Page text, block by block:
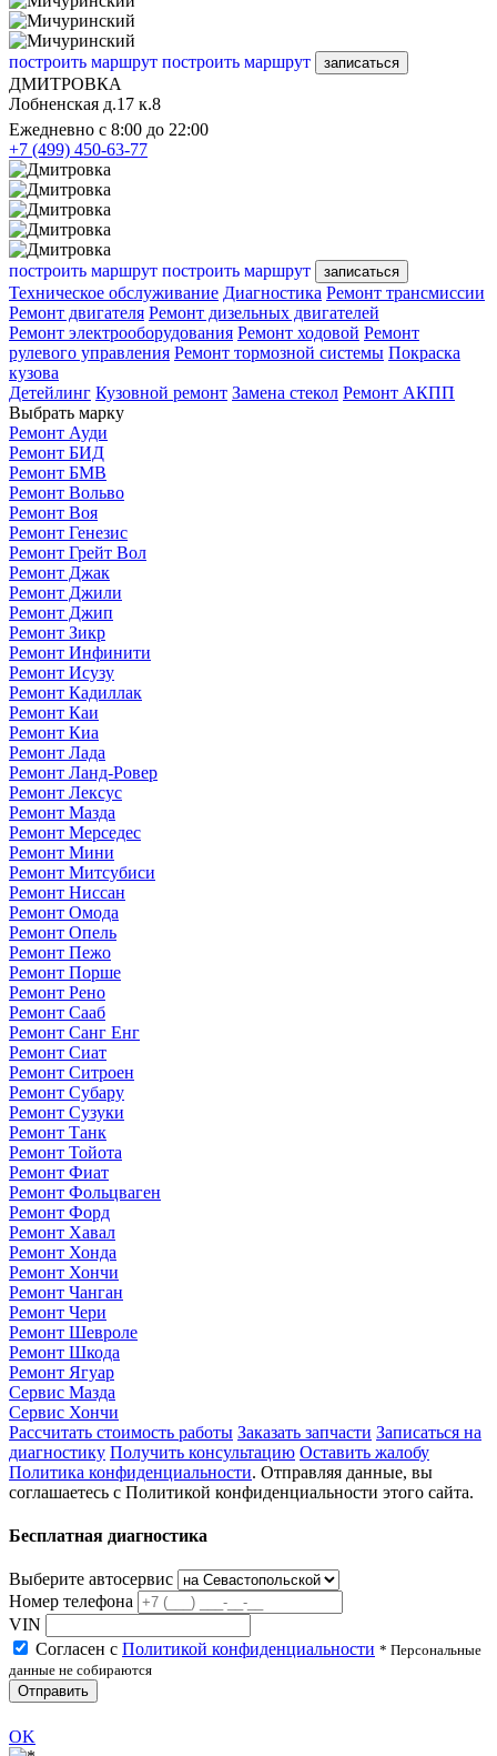
построить маршрут построить маршрут записаться
ДМИТРОВКА
Лобненская д.17 к.8
Ежедневно с 8:00 до 22:00
+7 (499) 450-63-77
построить маршрут построить маршрут записаться
Техническое обслуживание Диагностика Ремонт трансмиссии
Ремонт двигателя Ремонт дизельных двигателей
Ремонт электрооборудования Ремонт ходовой Ремонт
рулевого управления Ремонт тормозной системы Покраска
кузова
Детейлинг Кузовной ремонт Замена стекол Ремонт АКПП
Выбрать марку
Ремонт Ауди
Ремонт БИД
Ремонт БМВ
Ремонт Вольво
Ремонт Воя
Ремонт Генезис
Ремонт Грейт Вол
Ремонт Джак
Ремонт Джили
Ремонт Джип
Ремонт Зикр
Ремонт Инфинити
Ремонт Исузу
Ремонт Кадиллак
Ремонт Каи
Ремонт Киа
Ремонт Лада
Ремонт Ланд-Ровер
Ремонт Лексус
Ремонт Мазда
Ремонт Мерседес
Ремонт Мини
Ремонт Митсубиси
Ремонт Ниссан
Ремонт Омода
Ремонт Опель
Ремонт Пежо
Ремонт Порше
Ремонт Рено
Ремонт Сааб
Ремонт Санг Енг
Ремонт Сиат
Ремонт Ситроен
Ремонт Субару
Ремонт Сузуки
Ремонт Танк
Ремонт Тойота
Ремонт Фиат
Ремонт Фольцваген
Ремонт Форд
Ремонт Хавал
Ремонт Хонда
Ремонт Хончи
Ремонт Чанган
Ремонт Чери
Ремонт Шевроле
Ремонт Шкода
Ремонт Ягуар
Сервис Мазда
Сервис Хончи
Рассчитать стоимость работы Заказать запчасти Записаться на
диагностику Получить консультацию Оставить жалобу
Политика конфиденциальности. Отправляя данные, вы
соглашаетесь с Политикой конфиденциальности этого сайта.
Бесплатная диагностика
Выберите автосервис
Номер телефона
VIN
Согласен с Политикой конфиденциальности * Персональные
данные не собираются
Отправить
OK